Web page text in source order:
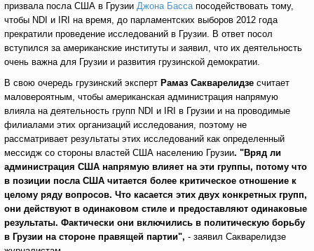
призвала посла США в Грузии Джона Бассапосодействовать тому,
чтобы NDI и IRI на время, до парламентских выборов 2012 года
прекратили проведение исследований в Грузии. В ответ посол
вступился за американские институты и заявил, что их деятельность
очень важна для Грузии и развития грузинской демократии.
В свою очередь грузинский эксперт Рамаз Сакварелидзе считает
маловероятным, чтобы американская администрация напрямую
влияла на деятельность групп NDI и IRI в Грузии и на проводимые
филиалами этих организаций исследования, поэтому не
рассматривает результаты этих исследований как определенный
мессидж со стороны властей США населению Грузии. "Вряд ли
администрация США напрямую влияет на эти группы, потому что
в позиции посла США читается более критическое отношение к
целому ряду вопросов. Что касается этих двух конкретных групп,
они действуют в одинаковом стиле и предоставляют одинаковые
результаты. Фактически они включились в политическую борьбу
в Грузии на стороне правящей партии", - заявил Сакварелидзе